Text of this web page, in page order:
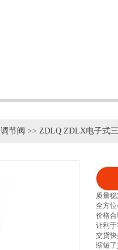
调节阀 >> ZDLQ ZDLX电子式
质量
全方
价格
让利
交货
缩短